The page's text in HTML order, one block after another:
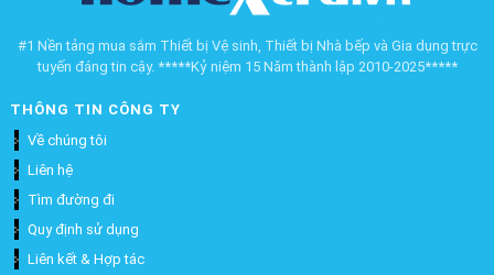
#1 Nền tảng mua sắm Thiết bị Vệ sinh, Thiết bị Nhà bếp và Gia dụng trực
tuyến đáng tin cậy. *****Kỷ niệm 15 Năm thành lập 2010-2025*****
THÔNG TIN CÔNG TY
Về chúng tôi
Liên hệ
Tìm đường đi
Quy định sử dụng
Liên kết & Hợp tác